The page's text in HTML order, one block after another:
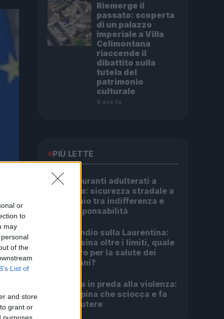
or
to
may
of the
List of
and store
grant or
Riemerge il
passato: scoperta
di un palazzo
imperiale a Villa
Celimontana
riaccende il
dibattito sulla
tutela del
patrimonio
culturale
9 ore fa
PIÙ LETTE
1 Carburanti adulterati a
Roma: sicurezza stradale a
rischio tra indifferenza e
irresponsabilità
Incendio sulla Laurentina:
diossina oltre i limiti, quale
futuro per la salute dei
romani?
Roma in preda alla violenza:
la rapina che sciocca e fa
discutere